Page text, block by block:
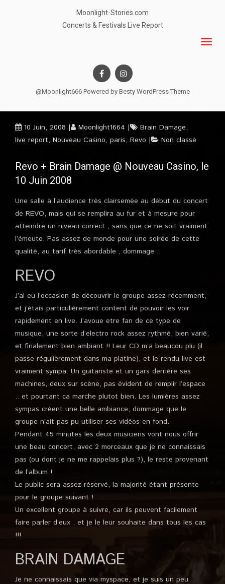
Moonlight-Stories.com
Concerts & Festivals Live Report
@Moonlight666 Powered by Besty WordPress Theme
10 Juin, 2008 Moonlight1664 Brain Damage,
live report, Nouveau Casino, paris, Revo Non classé
Revo + Brain Damage @ Nouveau Casino, le
10 Juin 2008
Une salle à l’audience très clairsemée au début du concert
de REVO, mais qui se remplira au fur et à mesure pour
atteindre un niveau correct , sans que ce ne soit vraiment
l’émeute. Pas assez de monde pour une soirée de cette
qualité, au tarif très abordable , dommage ..
REVO
J’ai eu l’occasion de découvrir le groupe assez récemment,
et j’étais particulièrement content de pouvoir les voir
rapidement en live. J’avoue etre fan de ce type de
musique, une sorte d’electro rock assez rythmé, bien varié,
et finalement bien ambiant !! Leur CD m’a beaucou plu (il
passe régulièrement dans ma platine), et le rendu live est
vraiment sympa. Un guitariste et un gars derrière ses
machines, deux sur scène, pas évident de remplir l’espace
.. et pourtant ca marche plutot bien. Les lumières assez
sympas créent une belle ambiance, dommage que le
groupe n’ait pas pu utiliser ses vidéos en fond.
Pendant 45 minutes les deux musiciens vont nous offrir
une beau concert, avec 2 morceaux que je ne connaissais
pas (ou dont je ne me rappelais plus ?), le reste provenant
de l’album !
Le public sera assez réservé, la majorité étant présente
pour le groupe suivant !
Un excellent groupe à suivre, car ils peuvent facilement
faire parler d’eux , et je le leur souhaite dans tous les cas
!!!
BRAIN DAMAGE
Je ne connaissais que via myspace, et je suis un peu